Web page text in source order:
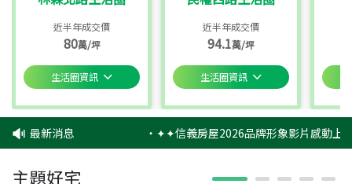
近半年成交價
80萬/坪
生活圈資訊
近半年成交價
94.1萬/坪
生活圈資訊
最新消息 ‧✦✦信義房屋2026品牌形象影片感動上
主題好宅